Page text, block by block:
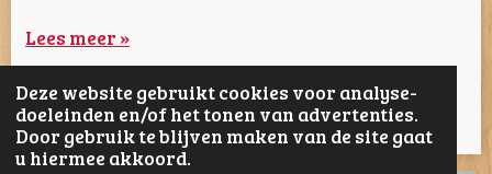
Deze website gebruikt cookies voor analyse-
doeleinden en/of het tonen van advertenties.
Door gebruik te blijven maken van de site gaat
u hiermee akkoord.
Lees meer »
1 2